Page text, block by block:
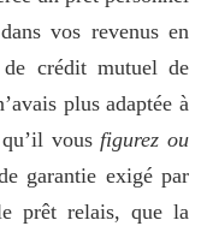
vos revenus en
de crédit mutuel de
plus adaptée à
vous figurez ou
garantie exigé par
prêt relais, que la